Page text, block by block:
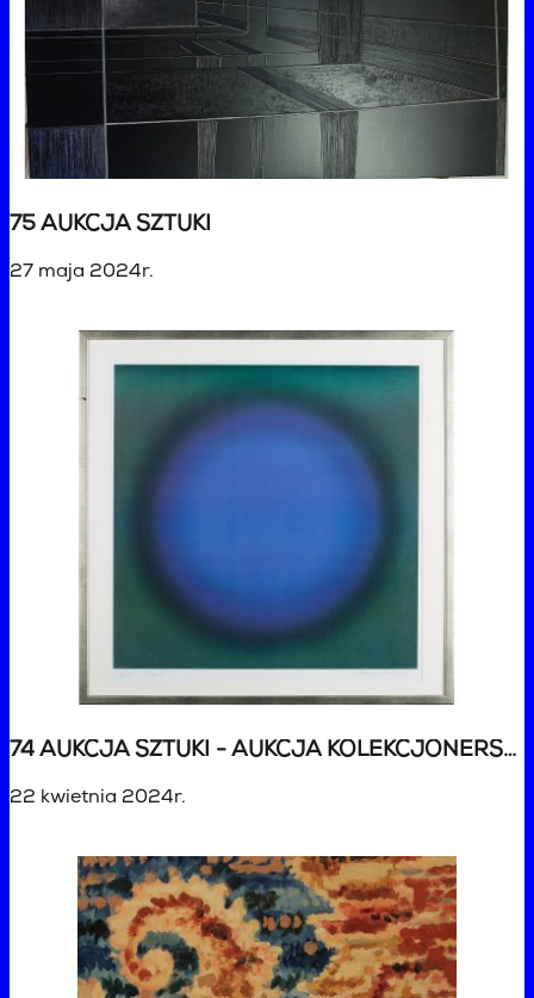
75 AUKCJA SZTUKI
27 maja 2024r.
74 AUKCJA SZTUKI - AUKCJA KOLEKCJONERSKA
22 kwietnia 2024r.